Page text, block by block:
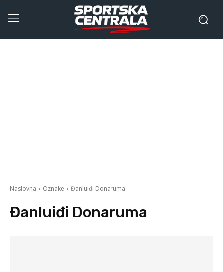
Naslovna Oznake Đanluiđi Donaruma
Đanluiđi Donaruma